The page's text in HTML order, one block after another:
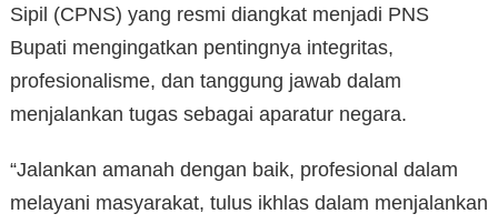
Sipil (CPNS) yang resmi diangkat menjadi PNS
Bupati mengingatkan pentingnya integritas,
profesionalisme, dan tanggung jawab dalam
menjalankan tugas sebagai aparatur negara.
“Jalankan amanah dengan baik, profesional dalam
melayani masyarakat, tulus ikhlas dalam menjalankan